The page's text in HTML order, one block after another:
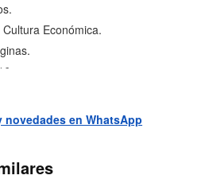
Económica.
acerca del movimiento de la
del corazón es
relata en esta obra la biografía
novedades en WhatsApp